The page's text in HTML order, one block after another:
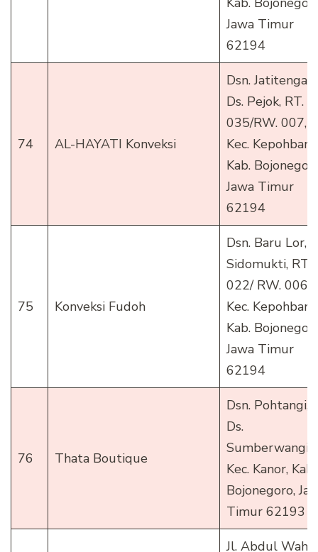
Jawa Timur
62194
74 AL-HAYATI Konveksi
Dsn. Jatitengah,
Ds. Pejok, RT.
035/RW. 007,
Kec. Kepohbaru,
Kab.
Jawa Timur
62194
75 Konveksi Fudoh
Dsn. Baru Lor,
Sidomukti, RT.
022/ RW. 006,
Kec. Kepohbaru,
Kab.
Jawa Timur
62194
76 Thata Boutique
Dsn. Pohtangi,
Ds.
Sumberwangi,
Kec. Kanor, Kab.
Bojonegoro,
Timur 62193
Jl. Abdul